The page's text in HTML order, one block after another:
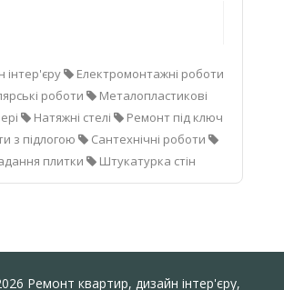
інтер'єру
Електромонтажні роботи
роботи
Металопластикові
Натяжні стелі
Ремонт під ключ
з підлогою
Сантехнічні роботи
плитки
Штукатурка стін
Ремонт квартир, дизайн інтер'єру,